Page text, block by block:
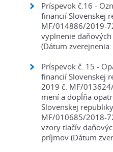
Príspevok č.16 -
financií Slovenskej
MF/014886/2019-
vyplnenie
(Dátum
Príspevok č. 15 -
financií Slovenskej
2019 č. MF/
mení a dopĺňa
Slovenskej
MF/010685/2018-
vzory tlačív
príjmov (Dátum